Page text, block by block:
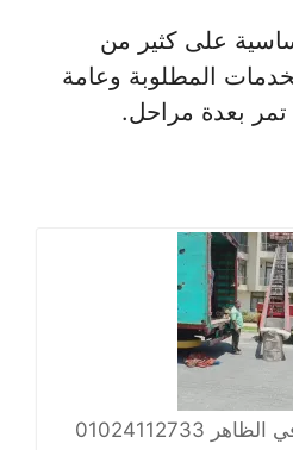
على كثير من
المطلوبة وعامة
بعدة مراحل.